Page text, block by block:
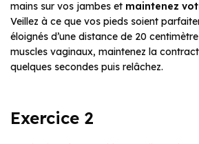
mains sur vos jambes et maintenez
Veillez à ce que vos pieds soient
éloignés d’une distance de 20
muscles vaginaux, maintenez la
quelques secondes puis relâchez.
Exercice 2